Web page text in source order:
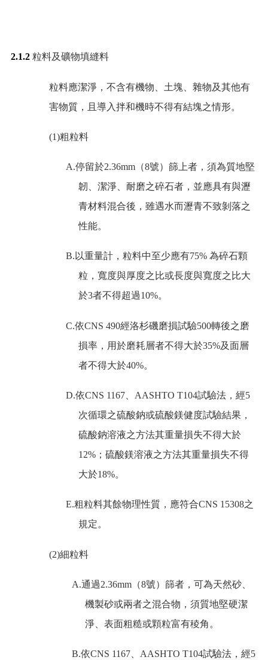
2.1.2 粒料及礦物填縫料
粒料應潔淨，不含有機物、土塊、雜物及其他有
害物質，且導入拌和機時不得有結塊之情形。
(1)粗粒料
A.停留於2.36mm（8號）篩上者，須為質地堅
韌、潔淨、耐磨之碎石者，並應具有與瀝
青材料混合後，雖遇水而瀝青不致剝落之
性能。
B.以重量計，粒料中至少應有75% 為碎石顆
粒，寬度與厚度之比或長度與寬度之比大
於3者不得超過10%。
C.依CNS 490經洛杉磯磨損試驗500轉後之磨
損率，用於磨耗層者不得大於35%及面層
者不得大於40%。
D.依CNS 1167、 AASHTO T104試驗法，經5
次循環之硫酸鈉或硫酸鎂健度試驗結果，
硫酸鈉溶液之方法其重量損失不得大於
12% ；硫酸鎂溶液之方法其重量損失不得
大於18%。
E.粗粒料其餘物理性質，應符合CNS 15308之
規定。
(2)細粒料
A.通過2.36mm （8號）篩者，可為天然砂、
機製砂或兩者之混合物，須質地堅硬潔
淨、表面粗糙或顆粒富有稜角。
B.依CNS 1167 AASHTO T104試驗法，經5